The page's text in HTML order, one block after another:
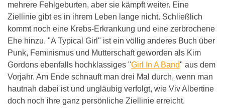
mehrere Fehlgeburten, aber sie kämpft weiter. Eine
Ziellinie gibt es in ihrem Leben lange nicht. Schließlich
kommt noch eine Krebs-Erkrankung und eine zerbrochene
Ehe hinzu. "A Typical Girl" ist ein völlig anderes Buch über
Punk, Feminismus und Mutterschaft geworden als Kim
Gordons ebenfalls hochklassiges "Girl In A Band" aus dem
Vorjahr. Am Ende schnauft man drei Mal durch, wenn man
hautnah dabei ist und ungläubig verfolgt, wie Viv Albertine
doch noch ihre ganz persönliche Ziellinie erreicht.